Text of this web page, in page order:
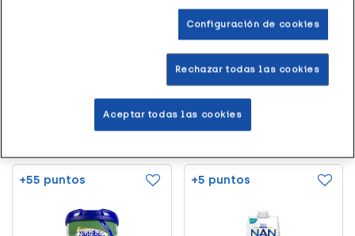
Añadir al carrito
(BLW): qué es y cómo
empezar con este
alimentación
Leer más
+55 puntos +5 puntos
Configuración de cookies
Rechazar todas las cookies
Aceptar todas las cookies